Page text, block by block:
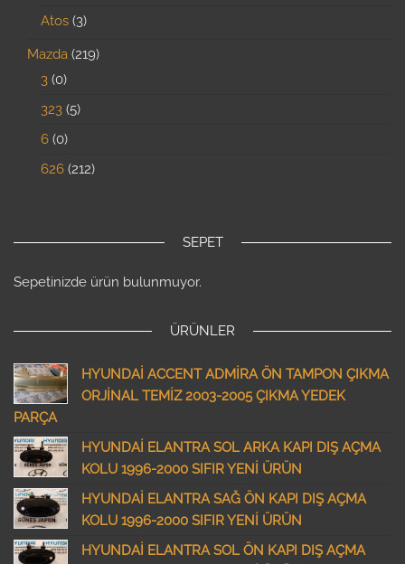
Atos 3
Mazda 219
3 0
323 5
6 0
626 212
SEPET
Sepetinizde ürün bulunmuyor.
ÜRÜNLER
HYUNDAİ ACCENT ADMİRA ÖN TAMPON ÇIKMA
ORJİNAL TEMİZ 2003-2005 ÇIKMA YEDEK
PARÇA
HYUNDAİ ELANTRA SOL ARKA KAPI DIŞ AÇMA
KOLU 1996-2000 SIFIR YENİ ÜRÜN
HYUNDAİ ELANTRA SAĞ ÖN KAPI DIŞ AÇMA
KOLU 1996-2000 SIFIR YENİ ÜRÜN
HYUNDAİ ELANTRA SOL ÖN KAPI DIŞ AÇMA